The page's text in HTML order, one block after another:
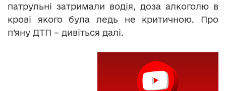
патрульні затримали водія, доза алкоголю в
крові якого була ледь не критичною. Про
п’яну ДТП – дивіться далі.